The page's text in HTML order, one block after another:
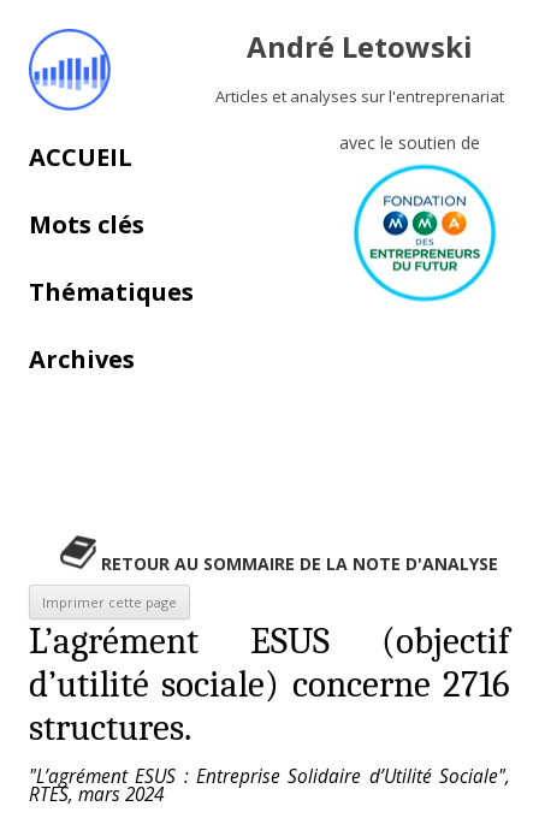
André Letowski
Articles et analyses sur l'entreprenariat
avec le soutien de
Aller au contenu principal
ACCUEIL
Mots clés
Thématiques
Archives
RETOUR AU SOMMAIRE DE LA NOTE D'ANALYSE
L’agrément ESUS (objectif
d’utilité sociale) concerne 2716
structures.
"L’agrément ESUS : Entreprise Solidaire d’Utilité Sociale",
RTES, mars 2024